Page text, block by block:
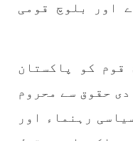
کے لئے عالمی
ریاست قاتل ہے
فوجی سرپرستی میں
اور بلوچ قومی
قوم کو پاکستان
حقوق سے محروم
رہنماء اور